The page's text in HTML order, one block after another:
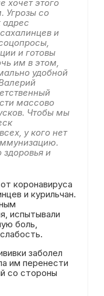
хочет этого
Угрозы со
адрес
и
и готовы
им в этом,
удобной
массово
Чтобы мы
у кого нет
здоровья и
коронавируса
и курильчан.
испытывали
боль,
заболел
им перенести
со стороны